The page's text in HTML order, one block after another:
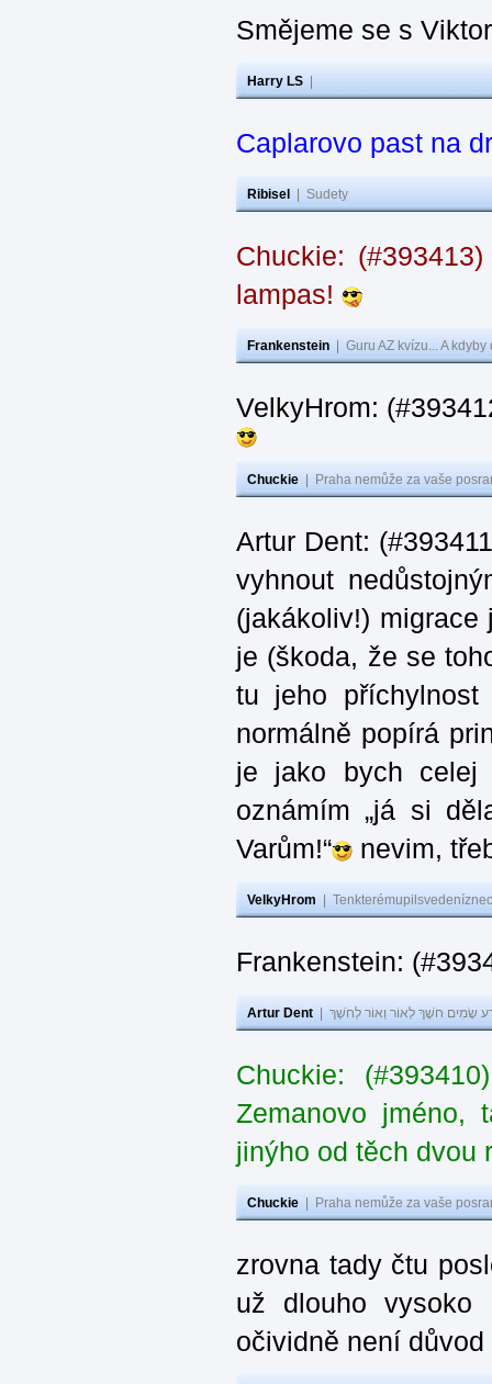
Smějeme se s
Harry LS
Caplarovo past na
Ribisel Sudety
Chuckie:
lampas!
Frankenstein Guru AZ kvízu... A
VelkyHrom:
Chuckie Praha nemůže za vaše
Artur Dent:
vyhnout
(jakákoliv!)
je (škoda, že se
tu jeho
normálně popírá
je jako bych celej
oznámím „já si
Varům!“
nevim,
VelkyHrom
Frankenstein:
Artur Dent שָׂמִים חֹשֶׁךְ לְאוֹר וְאוֹר לְחֹשֶׁךְ
Chuckie:
Zemanovo jméno,
jinýho od těch dvou
Chuckie Praha nemůže za vaše
zrovna tady čtu
už dlouho
očividně není